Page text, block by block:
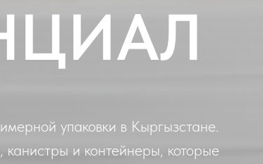
упаковки в Кыргызстане.
и контейнеры, которые